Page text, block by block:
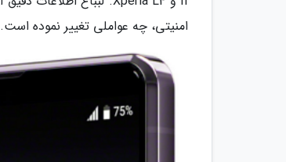
امنیتی، چه عواملی تغییر نموده است.